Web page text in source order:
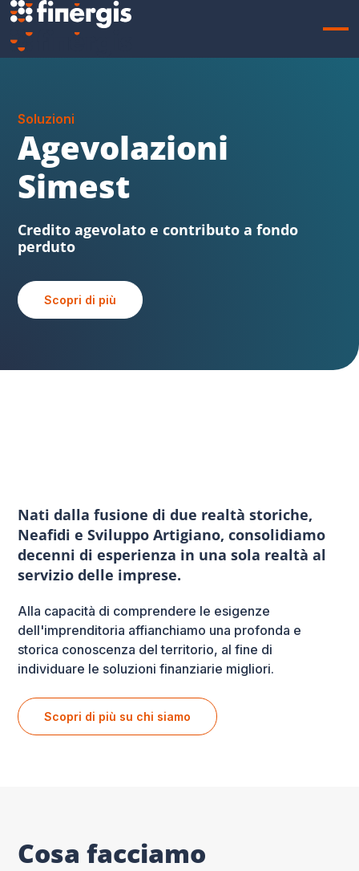
Soluzioni
Sabatini FVG
contributo a fondo perduto
Scopri di più
Nati dalla fusione di due realtà storiche,
Neafidi e Sviluppo Artigiano, consolidiamo
decenni di esperienza in una sola realtà al
servizio delle imprese.
Alla capacità di comprendere le esigenze
dell'imprenditoria affianchiamo una profonda e
storica conoscenza del territorio, al fine di
individuare le soluzioni finanziarie migliori.
Scopri di più su chi siamo
Cosa facciamo